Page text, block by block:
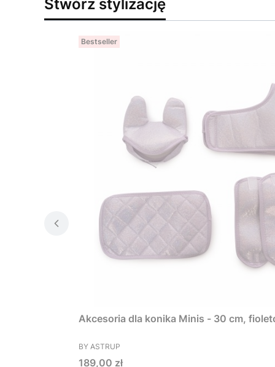
Stwórz stylizację
Bestseller
Akcesoria dla konika Minis - 30 cm,
PRODUCENT
BY ASTRUP
Cena
189,00 zł